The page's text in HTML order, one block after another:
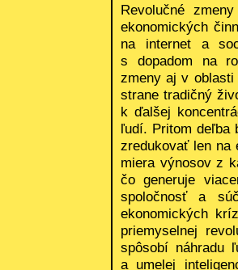
Revolučné
ekonomických
na internet a
s dopadom na
zmeny aj v oblasti
strane tradičný
k ďalšej
ľudí. Pritom deľba
zredukovať len na
miera výnosov z
čo generuje
spoločnosť a
ekonomických
priemyselnej
spôsobí náhradu
a umelej